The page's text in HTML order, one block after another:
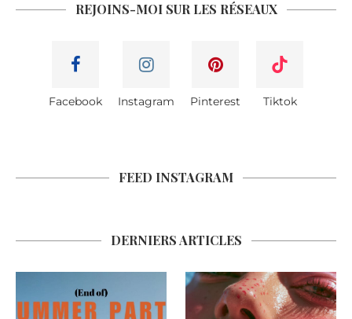
REJOINS-MOI SUR LES RÉSEAUX
Facebook Instagram Pinterest Tiktok
FEED INSTAGRAM
DERNIERS ARTICLES